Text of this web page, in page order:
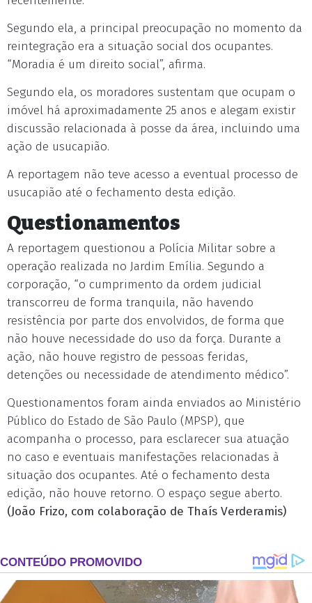
Segundo ela, a principal preocupação no momento da
reintegração era a situação social dos ocupantes.
“Moradia é um direito social”, afirma.
Segundo ela, os moradores sustentam que ocupam o
imóvel há aproximadamente 25 anos e alegam existir
discussão relacionada à posse da área, incluindo uma
ação de usucapião.
A reportagem não teve acesso a eventual processo de
usucapião até o fechamento desta edição.
Questionamentos
A reportagem questionou a Polícia Militar sobre a
operação realizada no Jardim Emília. Segundo a
corporação, “o cumprimento da ordem judicial
transcorreu de forma tranquila, não havendo
resistência por parte dos envolvidos, de forma que
não houve necessidade do uso da força. Durante a
ação, não houve registro de pessoas feridas,
detenções ou necessidade de atendimento médico”.
Questionamentos foram ainda enviados ao Ministério
Público do Estado de São Paulo (MPSP), que
acompanha o processo, para esclarecer sua atuação
no caso e eventuais manifestações relacionadas à
situação dos ocupantes. Até o fechamento desta
edição, não houve retorno. O espaço segue aberto.
(João Frizo, com colaboração de Thaís Verderamis)